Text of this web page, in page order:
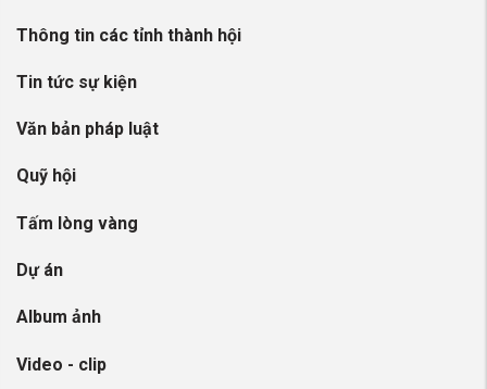
Thông tin các tỉnh thành hội
Tin tức sự kiện
Văn bản pháp luật
Quỹ hội
Tấm lòng vàng
Dự án
Album ảnh
Video - clip